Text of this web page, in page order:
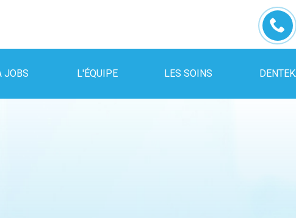
JOBS L'ÉQUIPE LES SOINS